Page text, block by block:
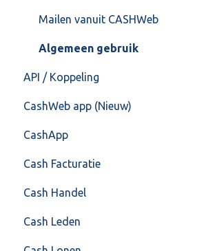
Training & Consultancy
Overig
Overig
Mailen vanuit CASHWeb
Algemeen gebruik
API / Koppeling
Algemeen
Api 3.0 (SOAP API)
API 4.0 (REST API)
CashWeb app (Nieuw)
Veel gestelde vragen
CashApp
Cash Facturatie
Factureren
Instellingen
Cash Handel
Inkoop
Cash Leden